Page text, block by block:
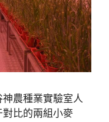
農種業實驗室人
比的兩組小麥